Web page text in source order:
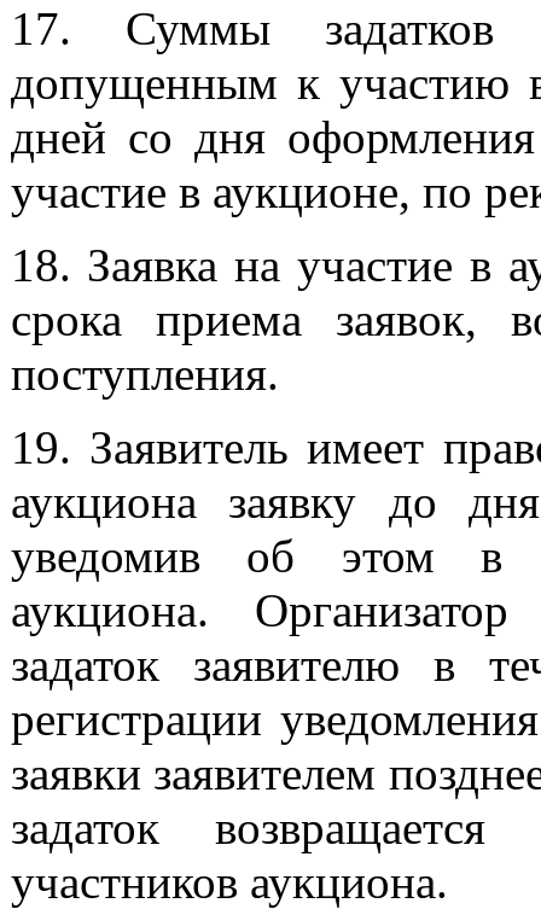
17. Суммы задатков
допущенным к участию
дней со дня оформления
участие в аукционе, по
18. Заявка на участие в
срока приема заявок,
поступления.
19. Заявитель имеет
аукциона заявку до
уведомив об этом в
аукциона.
задаток заявителю в
регистрации
заявки заявителем
задаток
участников аукциона.